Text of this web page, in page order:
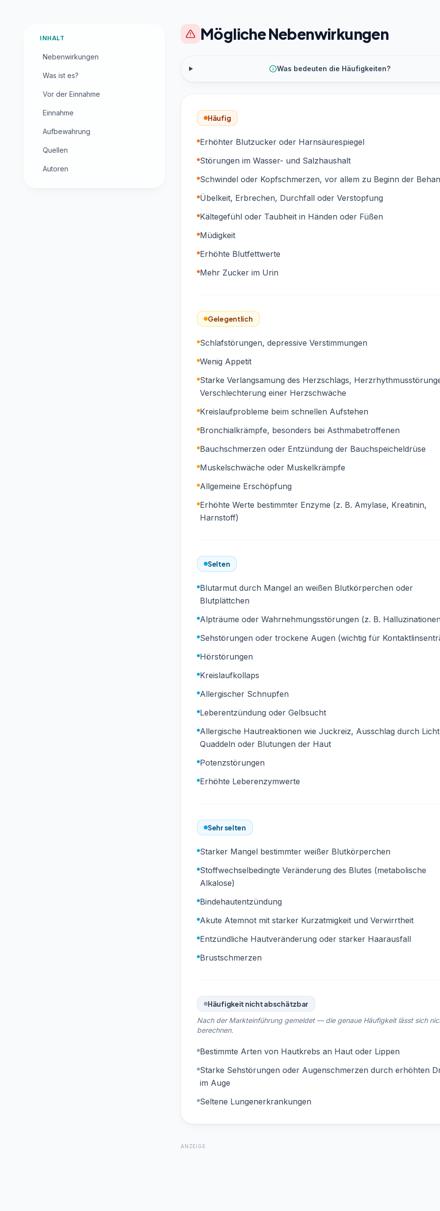
INHALT
Nebenwirkungen
Was ist es?
Vor der Einnahme
Einnahme
Aufbewahrung
Quellen
Autoren
Mögliche Nebenwirkungen
Was bedeuten die Häufigkeiten?
Häufig
Erhöhter Blutzucker oder Harnsäurespiegel
Störungen im Wasser- und Salzhaushalt
Schwindel oder Kopfschmerzen, vor allem zu Beginn der
Übelkeit, Erbrechen, Durchfall oder Verstopfung
Kältegefühl oder Taubheit in Händen oder Füßen
Müdigkeit
Erhöhte Blutfettwerte
Mehr Zucker im Urin
Gelegentlich
Schlafstörungen, depressive Verstimmungen
Wenig Appetit
Starke Verlangsamung des Herzschlags,
Verschlechterung einer Herzschwäche
Kreislaufprobleme beim schnellen Aufstehen
Bronchialkrämpfe, besonders bei Asthmabetroffenen
Bauchschmerzen oder Entzündung der Bauchspeicheldrüse
Muskelschwäche oder Muskelkrämpfe
Allgemeine Erschöpfung
Erhöhte Werte bestimmter Enzyme (z. B. Amylase, Kreatinin,
Harnstoff)
Selten
Blutarmut durch Mangel an weißen Blutkörperchen oder
Blutplättchen
Alpträume oder Wahrnehmungsstörungen (z. B.
Sehstörungen oder trockene Augen (wichtig für
Hörstörungen
Kreislaufkollaps
Allergischer Schnupfen
Leberentzündung oder Gelbsucht
Allergische Hautreaktionen wie Juckreiz, Ausschlag durch
Quaddeln oder Blutungen der Haut
Potenzstörungen
Erhöhte Leberenzymwerte
Sehr selten
Starker Mangel bestimmter weißer Blutkörperchen
Stoffwechselbedingte Veränderung des Blutes (metabolische
Alkalose)
Bindehautentzündung
Akute Atemnot mit starker Kurzatmigkeit und Verwirrtheit
Entzündliche Hautveränderung oder starker Haarausfall
Brustschmerzen
Häufigkeit nicht abschätzbar
Nach der Markteinführung gemeldet — die genaue Häufigkeit lässt sich
berechnen.
Bestimmte Arten von Hautkrebs an Haut oder Lippen
Starke Sehstörungen oder Augenschmerzen durch erhöhten
im Auge
Seltene Lungenerkrankungen
ANZEIGE